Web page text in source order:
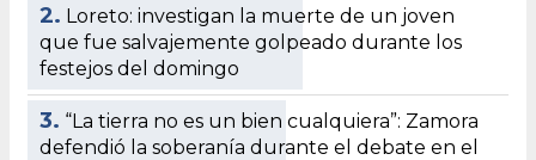
2. Loreto: investigan la muerte de un joven
que fue salvajemente golpeado durante los
festejos del domingo
3. “La tierra no es un bien cualquiera”: Zamora
defendió la soberanía durante el debate en el